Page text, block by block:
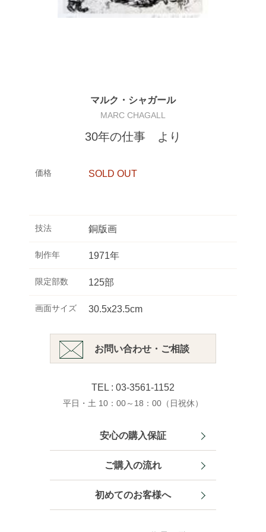
マルク・シャガール
MARC CHAGALL
30年の仕事 より
価格 SOLD OUT
技法 銅版画
制作年 1971年
限定部数 125部
画面サイズ 30.5x23.5cm
お問い合わせ・ご相談
TEL : 03-3561-1152
平日・土 10：00～18：00（日祝休）
安心の購入保証
ご購入の流れ
初めてのお客様へ